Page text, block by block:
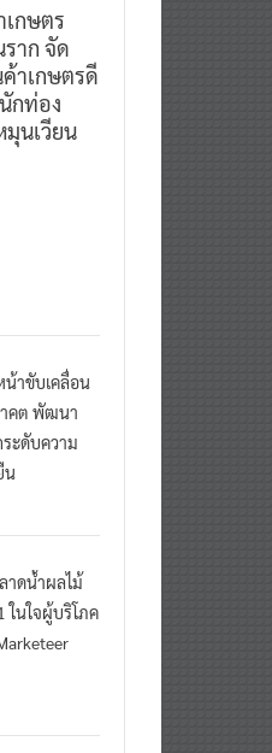
กษตร
าก จัด
าเกษตรดี
กท่อง
มุนเวียน
น้าขับเคลื่อน
คต พัฒนา
ะดับความ
น
าดน้ำผลไม้
ในใจผู้บริโภค